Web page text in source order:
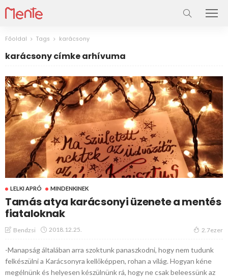
Főoldal Tags karácsony
karácsony címke arhívuma
LELKI APRÓ MINDENKINEK
Tamás atya karácsonyi üzenete a mentés
fiataloknak
Bendzsi 2018.12.25. 2.7ezer
-Manapság általában arra szoktunk panaszkodni, hogy nem tudunk
felkészülni a Karácsonyra kellőképpen, rohan a világ. Hogyan kéne
megélnünk és helyesen készülnünk rá, hogy ne csak beleessünk az